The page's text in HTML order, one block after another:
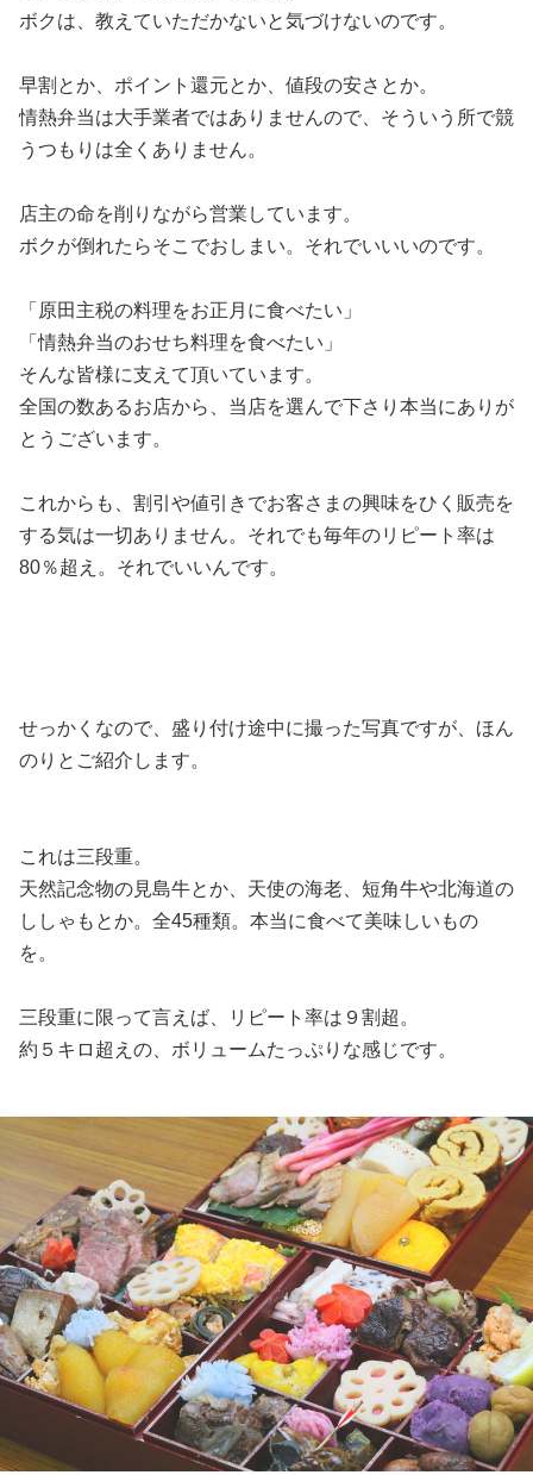
ボクは、教えていただかないと気づけないのです。
早割とか、ポイント還元とか、値段の安さとか。
情熱弁当は大手業者ではありませんので、そういう所で競
うつもりは全くありません。
店主の命を削りながら営業しています。
ボクが倒れたらそこでおしまい。それでいいいのです。
「原田主税の料理をお正月に食べたい」
「情熱弁当のおせち料理を食べたい」
そんな皆様に支えて頂いています。
全国の数あるお店から、当店を選んで下さり本当にありが
とうございます。
これからも、割引や値引きでお客さまの興味をひく販売を
する気は一切ありません。それでも毎年のリピート率は
80％超え。それでいいんです。
せっかくなので、盛り付け途中に撮った写真ですが、ほん
のりとご紹介します。
これは三段重。
天然記念物の見島牛とか、天使の海老、短角牛や北海道の
ししゃもとか。全45種類。本当に食べて美味しいもの
を。
三段重に限って言えば、リピート率は９割超。
約５キロ超えの、ボリュームたっぷりな感じです。